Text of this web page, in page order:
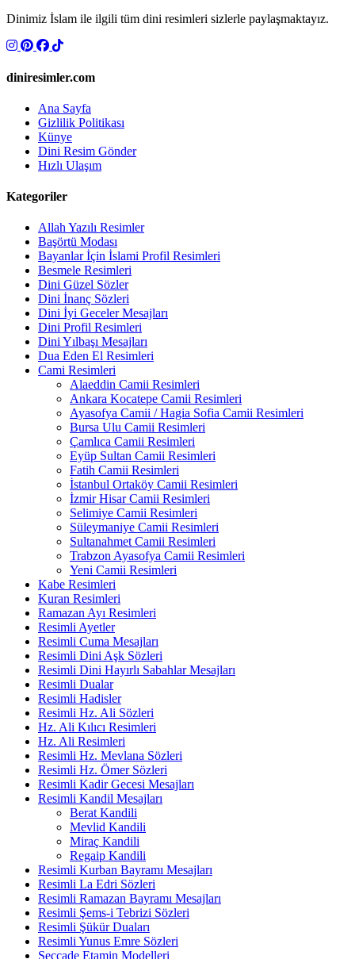
Dinimiz İslam ile ilgili tüm dini resimleri sizlerle paylaşmaktayız.
diniresimler.com
Ana Sayfa
Gizlilik Politikası
Künye
Dini Resim Gönder
Hızlı Ulaşım
Kategoriler
Allah Yazılı Resimler
Başörtü Modası
Bayanlar İçin İslami Profil Resimleri
Besmele Resimleri
Dini Güzel Sözler
Dini İnanç Sözleri
Dini İyi Geceler Mesajları
Dini Profil Resimleri
Dini Yılbaşı Mesajları
Dua Eden El Resimleri
Cami Resimleri
Alaeddin Camii Resimleri
Ankara Kocatepe Camii Resimleri
Ayasofya Camii / Hagia Sofia Camii Resimleri
Bursa Ulu Camii Resimleri
Çamlıca Camii Resimleri
Eyüp Sultan Camii Resimleri
Fatih Camii Resimleri
İstanbul Ortaköy Camii Resimleri
İzmir Hisar Camii Resimleri
Selimiye Camii Resimleri
Süleymaniye Camii Resimleri
Sultanahmet Camii Resimleri
Trabzon Ayasofya Camii Resimleri
Yeni Camii Resimleri
Kabe Resimleri
Kuran Resimleri
Ramazan Ayı Resimleri
Resimli Ayetler
Resimli Cuma Mesajları
Resimli Dini Aşk Sözleri
Resimli Dini Hayırlı Sabahlar Mesajları
Resimli Dualar
Resimli Hadisler
Resimli Hz. Ali Sözleri
Hz. Ali Kılıcı Resimleri
Hz. Ali Resimleri
Resimli Hz. Mevlana Sözleri
Resimli Hz. Ömer Sözleri
Resimli Kadir Gecesi Mesajları
Resimli Kandil Mesajları
Berat Kandili
Mevlid Kandili
Miraç Kandili
Regaip Kandili
Resimli Kurban Bayramı Mesajları
Resimli La Edri Sözleri
Resimli Ramazan Bayramı Mesajları
Resimli Şems-i Tebrizi Sözleri
Resimli Şükür Duaları
Resimli Yunus Emre Sözleri
Seccade Etamin Modelleri